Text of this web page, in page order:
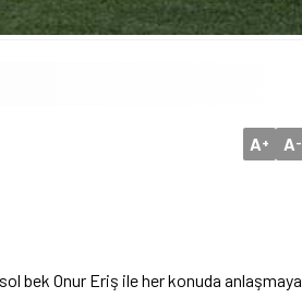
A+ A-
bek Onur Eriş ile her konuda anlaşmaya